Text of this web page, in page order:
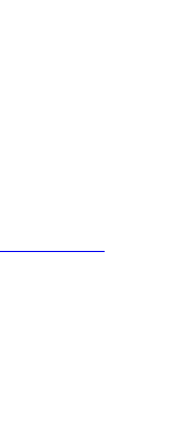
600 544 445